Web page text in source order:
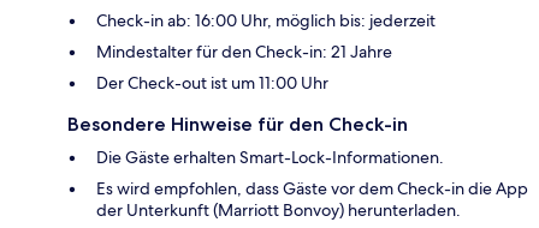
Check-in ab: 16:00 Uhr, möglich bis: jederzeit
Mindestalter für den Check-in: 21 Jahre
Der Check-out ist um 11:00 Uhr
Besondere Hinweise für den Check-in
Die Gäste erhalten Smart-Lock-Informationen.
Es wird empfohlen, dass Gäste vor dem Check-in die App
der Unterkunft (Marriott Bonvoy) herunterladen.